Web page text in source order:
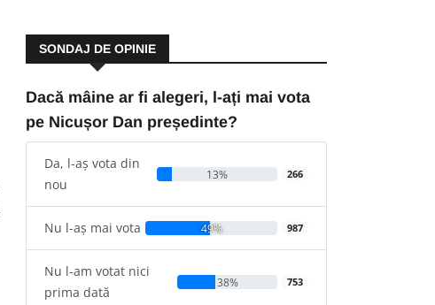
SONDAJ DE OPINIE
Dacă mâine ar fi alegeri, l-ați mai vota
pe Nicușor Dan președinte?
Da, l-aș vota din
nou
13% 266
Nu l-aș mai vota 49% 987
Nu l-am votat nici
prima dată
38% 753